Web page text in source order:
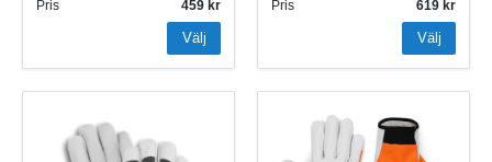
Pris 459
Välj
Pris 619
Välj